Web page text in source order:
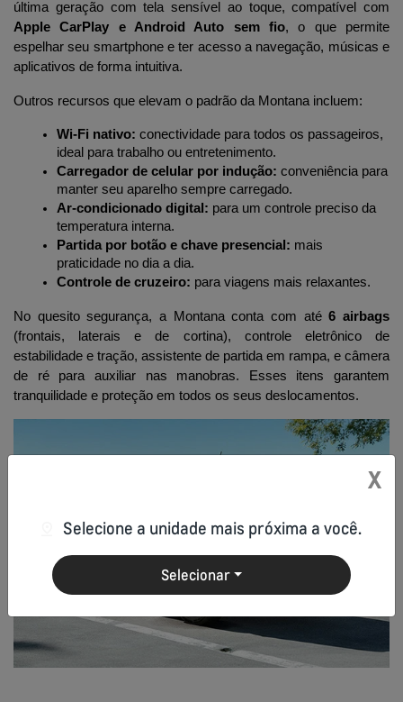
Apple CarPlay e Android Auto sem fio, o que permite
espelhar seu smartphone e ter acesso a navegação, músicas e
aplicativos de forma intuitiva.
Outros recursos que elevam o padrão da Montana incluem:
Wi-Fi nativo: conectividade para todos os passageiros,
ideal para trabalho ou entretenimento.
Carregador de celular por indução: conveniência para
manter seu aparelho sempre carregado.
Ar-condicionado digital: para um controle preciso da
temperatura interna.
Partida por botão e chave presencial: mais
praticidade no dia a dia.
Controle de cruzeiro: para viagens mais relaxantes.
No quesito segurança, a Montana conta com até 6 airbags
(frontais, laterais e de cortina), controle eletrônico de
estabilidade e tração, assistente de partida em rampa, e câmera
de ré para auxiliar nas manobras. Esses itens garantem
tranquilidade e proteção em todos os seus deslocamentos.
X
Selecione a unidade mais próxima a você.
Selecionar